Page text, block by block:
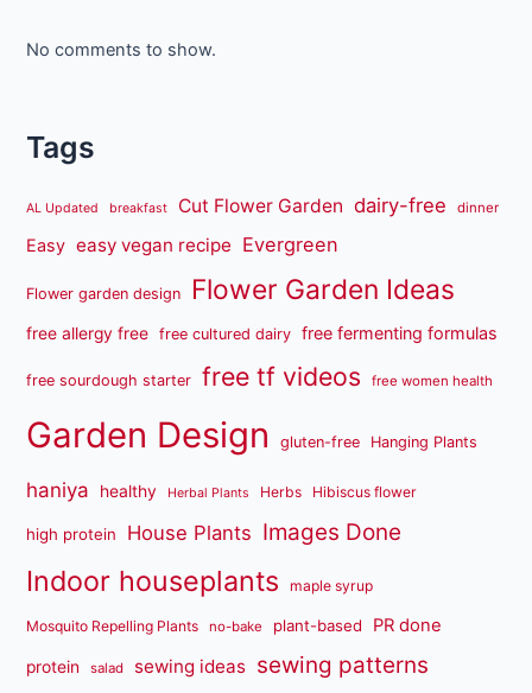
No comments to show.
Tags
AL Updated breakfast Cut Flower Garden dairy-free dinner
Easy easy vegan recipe Evergreen
Flower garden design Flower Garden Ideas
free allergy free free cultured dairy free fermenting formulas
free sourdough starter free tf videos free women health
Garden Design gluten-free Hanging Plants
haniya healthy Herbal Plants Herbs Hibiscus flower
high protein House Plants Images Done
Indoor houseplants maple syrup
Mosquito Repelling Plants no-bake plant-based PR done
protein salad sewing ideas sewing patterns